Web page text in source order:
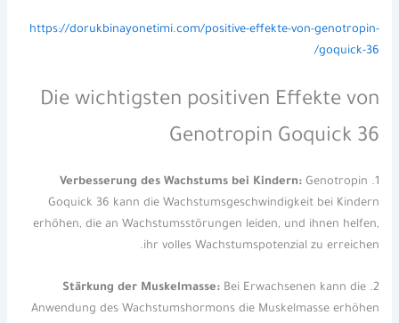
https://dorukbinayonetimi.com/positive-effekte-von-genotropin-
goquick-36/
Die wichtigsten positiven Effekte von
Genotropin Goquick 36
1.
Verbesserung des Wachstums bei Kindern:Genotropin
Goquick 36 kann die Wachstumsgeschwindigkeit bei Kindern
erhöhen, die an Wachstumsstörungen leiden, und ihnen helfen,
ihr volles Wachstumspotenzial zu erreichen.
2.
Stärkung der Muskelmasse:Bei Erwachsenen kann die
Anwendung des Wachstumshormons die Muskelmasse erhöhen